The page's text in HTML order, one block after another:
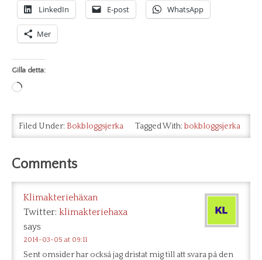
LinkedIn E-post WhatsApp
Mer
Gilla detta:
Laddar
…
Filed Under: Bokbloggsjerka Tagged With:bokbloggsjerka
Comments
Klimakteriehäxan
Twitter: klimakteriehaxa
says
2014-03-05 at 09:11
Sent omsider har också jag dristat mig till att svara på den